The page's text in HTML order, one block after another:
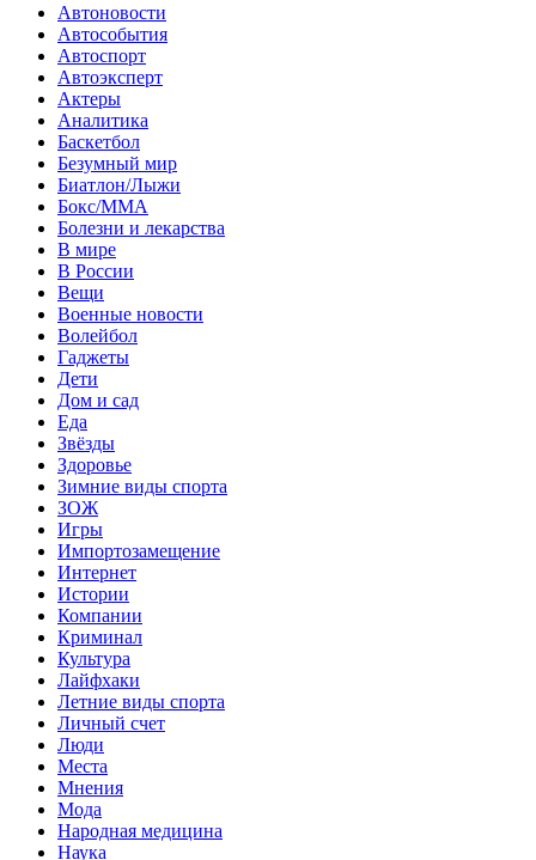
Автоновости
Автособытия
Автоспорт
Автоэксперт
Актеры
Аналитика
Баскетбол
Безумный мир
Биатлон/Лыжи
Бокс/MMA
Болезни и лекарства
В мире
В России
Вещи
Военные новости
Волейбол
Гаджеты
Дети
Дом и сад
Еда
Звёзды
Здоровье
Зимние виды спорта
ЗОЖ
Игры
Импортозамещение
Интернет
Истории
Компании
Криминал
Культура
Лайфхаки
Летние виды спорта
Личный счет
Люди
Места
Мнения
Мода
Народная медицина
Наука